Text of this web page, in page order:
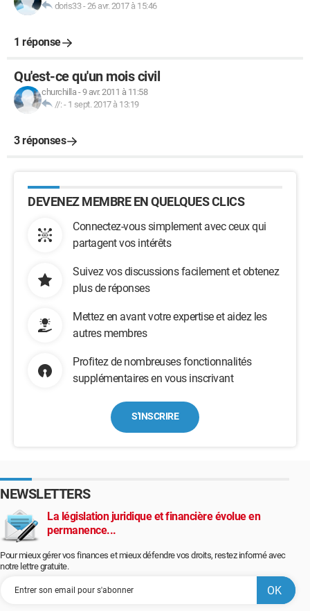
doris33-26 avr. 2017 à 15:46
1 réponse
Qu'est-ce qu'un mois civil
churchilla-9 avr. 2011 à 11:58
//: - 1 sept. 2017 à 13:19
3 réponses
DEVENEZ MEMBRE EN QUELQUES CLICS
Connectez-vous simplement avec ceux qui
partagent vos intérêts
Suivez vos discussions facilement et obtenez
plus de réponses
Mettez en avant votre expertise et aidez les
autres membres
Profitez de nombreuses fonctionnalités
supplémentaires en vous inscrivant
S'INSCRIRE
NEWSLETTERS
La législation juridique et financière évolue en
permanence...
Pour mieux gérer vos finances et mieux défendre vos droits, restez informé avec
notre lettre gratuite.